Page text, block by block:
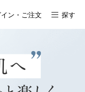
ン・ご注文 探す
へ